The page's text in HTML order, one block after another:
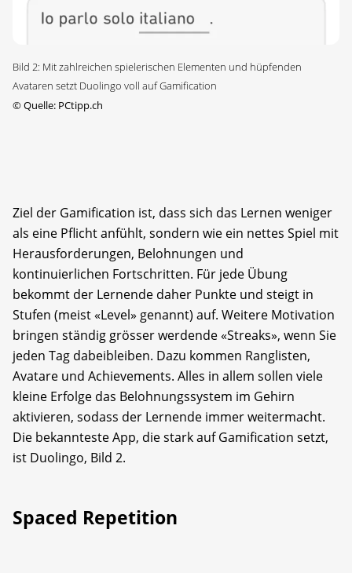
Bild 2: Mit zahlreichen spielerischen Elementen und hüpfenden
Avataren setzt Duolingo voll auf Gamification
©Quelle: PCtipp.ch
Ziel der Gamification ist, dass sich das Lernen weniger
als eine Pflicht anfühlt, sondern wie ein nettes Spiel mit
Herausforderungen, Belohnungen und
kontinuierlichen Fortschritten. Für jede Übung
bekommt der Lernende daher Punkte und steigt in
Stufen (meist «Level» genannt) auf. Weitere Motivation
bringen ständig grösser werdende «Streaks», wenn Sie
jeden Tag dabeibleiben. Dazu kommen Ranglisten,
Avatare und Achievements. Alles in allem sollen viele
kleine Erfolge das Belohnungssystem im Gehirn
aktivieren, sodass der Lernende immer weitermacht.
Die bekannteste App, die stark auf Gamification setzt,
ist Duolingo, Bild 2.
Spaced Repetition